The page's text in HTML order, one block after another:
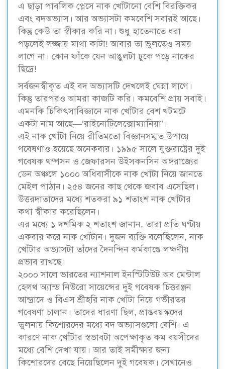
এ ছাড়া পাবলিক প্লেসে নাক খোঁটানো বেশি বিরক্তিকর
এবং বদঅভ্যাস। আর অভ্যাসটা কমবেশি সবারই আছে।
কিন্তু কেউ তা স্বীকার করি না। শুধু হাতেনাতে ধরা
পড়লেই লজ্জায় মাথা কাটা! আবার তা ভুলতেও সময়
লাগে না। কোন ফাঁকে যেন আঙুলটা ঢুকে পড়ে নাকের
ছিদ্রে!
সর্বজনস্বীকৃত এই বদ অভ্যাসটি দেখলেই ঘেন্না লাগে।
কিন্তু তারপরও আমরা কাজটি করি। কমবেশি প্রায় সবাই।
এমনকি চিকিৎসাবিজ্ঞানে নাক খোঁটার বেশ খটমটে
একটা নাম আছে—‘রাইনোটিলেক্সোম্যানিয়া’।
এই নাক খোঁটা নিয়ে রীতিমতো বিজ্ঞানসম্মত উপায়ে
গবেষণাও হয়েছে অনেকবার। ১৯৯৫ সালে যুক্তরাষ্ট্রের দুই
গবেষক থম্পসন ও জেফারসন উইসকনসিন অঙ্গরাজ্যের
ডেন অঞ্চলে ১০০০ অধিবাসীকে নাক খোঁটা নিয়ে জানতে
মেইল পাঠান। ২৫৪ জনের কাছ থেকে জবাব এসেছিল।
উত্তরদাতাদের মধ্যে শতকরা ৯১ শতাংশ নাক খোঁটার
কথা স্বীকার করেছিলেন।
এর মধ্যে ১ দশমিক ২ শতাংশ জানান, তারা প্রতি ঘণ্টায়
একবার করে নাক খোঁটান। দুজন ব্যক্তি বলেছিলেন, নাক
খোঁটার অভ্যাসটা তাঁদের দৈনন্দিন কর্মকাণ্ডে লক্ষণীয়
প্রভাব রাখছে।
২০০০ সালে ভারতের ন্যাশনাল ইনস্টিটিউট অব মেন্টাল
হেলথ অ্যান্ড নিউরো সায়েন্সের দুই গবেষক চিত্তরঞ্জন
আন্দ্রাদে ও বিএস শ্রীহরি নাক খোঁটা নিয়ে গভীরতর
গবেষণা চালান। তাদের ধারণা ছিল, প্রাপ্তবয়স্কদের
তুলনায় কিশোরদের মধ্যে বদ অভ্যাসগুলো বেশি। এ
কারণে নাক খোঁটার স্বভাবটা অপেক্ষাকৃত কম বয়সীদের
মধ্যে বেশি দেখা যায়। আর তাই সমীক্ষার জন্য
কিশোরদের বেছে নিয়েছিলেন দুই গবেষক। সেখানেও